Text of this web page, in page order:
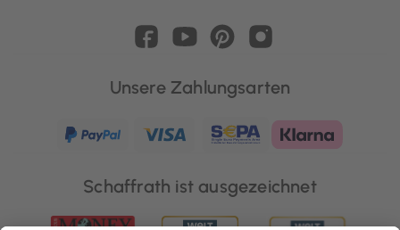
Unsere Zahlungsarten
Schaffrath ist ausgezeichnet